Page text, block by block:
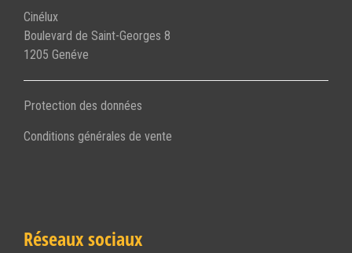
Cinélux
Boulevard de Saint-Georges 8
1205 Genéve
Protection des données
Conditions générales de vente
Réseaux sociaux